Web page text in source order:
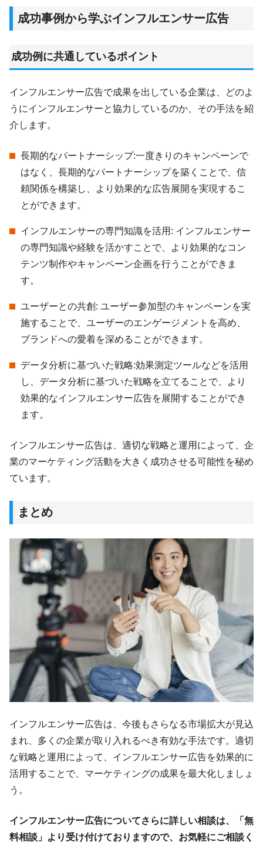
成功事例から学ぶインフルエンサー広告
成功例に共通しているポイント
インフルエンサー広告で成果を出している企業は、どのよ
うにインフルエンサーと協力しているのか、その手法を紹
介します。
長期的なパートナーシップ:一度きりのキャンペーンで
はなく、長期的なパートナーシップを築くことで、信
頼関係を構築し、より効果的な広告展開を実現するこ
とができます。
インフルエンサーの専門知識を活用: インフルエンサー
の専門知識や経験を活かすことで、より効果的なコン
テンツ制作やキャンペーン企画を行うことができま
す。
ユーザーとの共創: ユーザー参加型のキャンペーンを実
施することで、ユーザーのエンゲージメントを高め、
ブランドへの愛着を深めることができます。
データ分析に基づいた戦略:効果測定ツールなどを活用
し、データ分析に基づいた戦略を立てることで、より
効果的なインフルエンサー広告を展開することができ
ます。
インフルエンサー広告は、適切な戦略と運用によって、企
業のマーケティング活動を大きく成功させる可能性を秘め
ています。
まとめ
インフルエンサー広告は、今後もさらなる市場拡大が見込
まれ、多くの企業が取り入れるべき有効な手法です。適切
な戦略と運用によって、インフルエンサー広告を効果的に
活用することで、マーケティングの成果を最大化しましょ
う。
インフルエンサー広告についてさらに詳しい相談は、「無
料相談」より受け付けておりますので、お気軽にご相談く